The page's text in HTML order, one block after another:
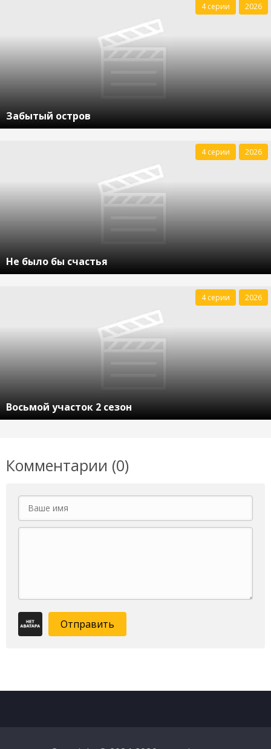
Забытый остров
4 серии 2026
Не было бы счастья
4 серии 2026
Восьмой участок 2 сезон
4 серии 2026
Комментарии (0)
Отправить